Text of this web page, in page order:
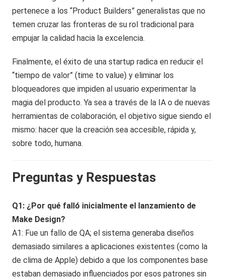
pertenece a los “Product Builders” generalistas que no
temen cruzar las fronteras de su rol tradicional para
empujar la calidad hacia la excelencia.
Finalmente, el éxito de una startup radica en reducir el
“tiempo de valor” (time to value) y eliminar los
bloqueadores que impiden al usuario experimentar la
magia del producto. Ya sea a través de la IA o de nuevas
herramientas de colaboración, el objetivo sigue siendo el
mismo: hacer que la creación sea accesible, rápida y,
sobre todo, humana.
Preguntas y Respuestas
Q1: ¿Por qué falló inicialmente el lanzamiento de
Make Design?
A1: Fue un fallo de QA; el sistema generaba diseños
demasiado similares a aplicaciones existentes (como la
de clima de Apple) debido a que los componentes base
estaban demasiado influenciados por esos patrones sin